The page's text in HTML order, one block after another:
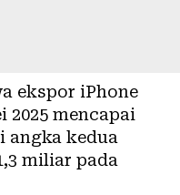
ekspor iPhone
2025 mencapai
angka kedua
miliar pada